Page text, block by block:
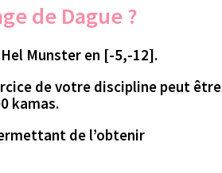
de Dague ?
Hel Munster en [-5,-12].
de votre discipline peut être
kamas.
de l’obtenir